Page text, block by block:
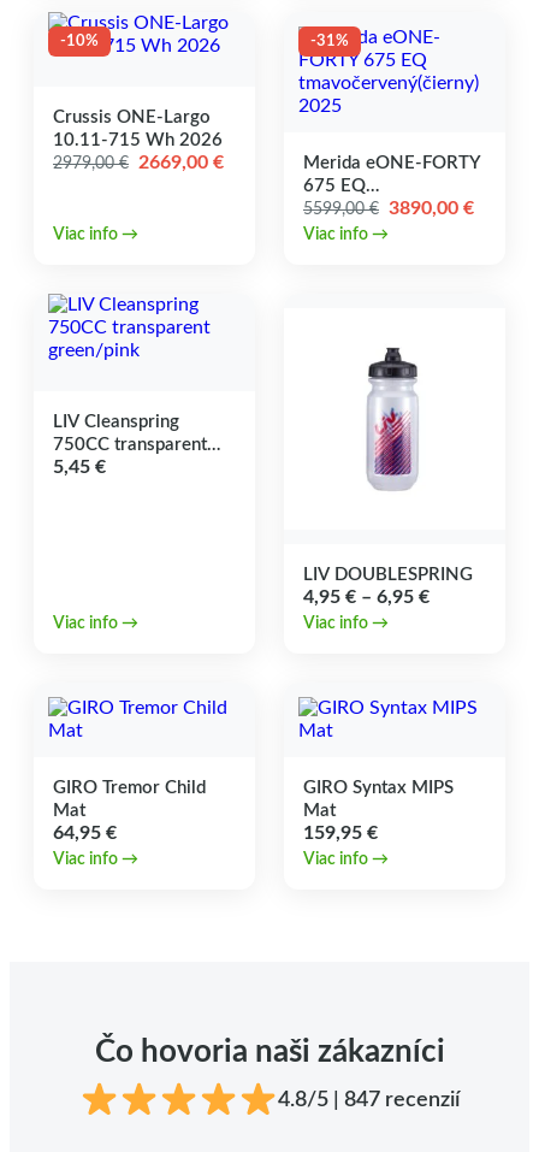
-10%
Crussis ONE-Largo
10.11-715 Wh 2026
2979,00€
Pôvodná
2979,00 €.
2669,00 €Aktuálna
2669,00 €.
Viac info →
-31%
Merida eONE-FORTY
675 EQ
tmavočervený(čierny)
2025
5599,00€ Pôvodná
cena
3890,00 €
Viac info →
LIV Cleanspring
750CC transparent
green/pink
5,45 €
Viac info →
LIV DOUBLESPRING
4,95 € – 6,95 €Price
Viac info →
GIRO Tremor Child
Mat
64,95 €
Viac info →
GIRO Syntax MIPS
Mat
159,95 €
Viac info →
Čo hovoria naši zákazníci
4.8/5 | 847 recenzií